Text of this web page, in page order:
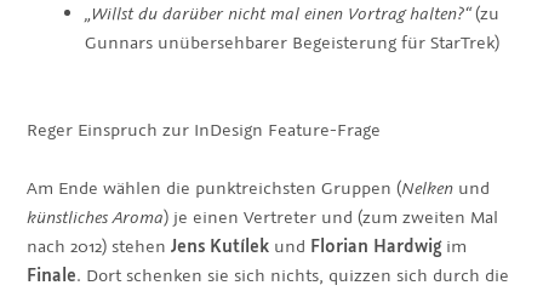
„Willst du darüber nicht mal einen Vortrag halten?“(zu
Gunnars unübersehbarer Begeisterung für StarTrek)
Reger Einspruch zur InDesign Feature-Frage
Am Ende wählen die punktreichsten Gruppen (Nelken und
künstliches Aroma) je einen Vertreter und (zum zweiten Mal
nach 2012) stehenJens Kutílek und Florian Hardwigim
Finale. Dort schenken sie sich nichts, quizzen sich durch die